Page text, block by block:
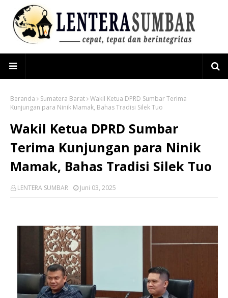
Beranda Sumatera Barat Wakil Ketua DPRD Sumbar Terima
Kunjungan para Ninik Mamak, Bahas Tradisi Silek Tuo
Wakil Ketua DPRD Sumbar
Terima Kunjungan para Ninik
Mamak, Bahas Tradisi Silek Tuo
LENTERA SUMBAR Juni 03, 2025